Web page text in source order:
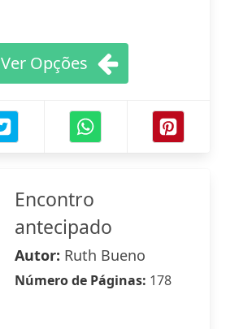
Ver Opções
Encontro
antecipado
Autor: Ruth Bueno
Número de Páginas: 178